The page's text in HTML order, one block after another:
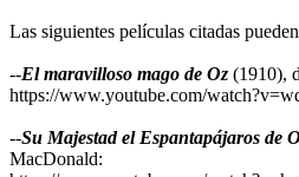
Las siguientes películas citadas
--El maravilloso mago de Oz (1910),
https://www.youtube.com/
--Su Majestad el Espantapájaros de
MacDonald: